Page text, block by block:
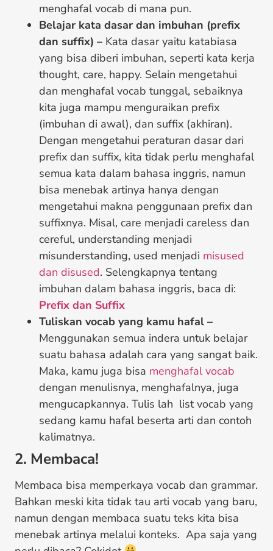
menghafal vocab di mana pun.
Belajar kata dasar dan imbuhan (prefix
dan suffix) – Kata dasar yaitu katabiasa
yang bisa diberi imbuhan, seperti kata kerja
thought, care, happy. Selain mengetahui
dan menghafal vocab tunggal, sebaiknya
kita juga mampu menguraikan prefix
(imbuhan di awal), dan suffix (akhiran).
Dengan mengetahui peraturan dasar dari
prefix dan suffix, kita tidak perlu menghafal
semua kata dalam bahasa inggris, namun
bisa menebak artinya hanya dengan
mengetahui makna penggunaan prefix dan
suffixnya. Misal, care menjadi careless dan
cereful, understanding menjadi
misunderstanding, used menjadi misused
dan disused. Selengkapnya tentang
imbuhan dalam bahasa inggris, baca di:
Prefix dan Suffix
Tuliskan vocab yang kamu hafal –
Menggunakan semua indera untuk belajar
suatu bahasa adalah cara yang sangat baik.
Maka, kamu juga bisa menghafal vocab
dengan menulisnya, menghafalnya, juga
mengucapkannya. Tulis lah list vocab yang
sedang kamu hafal beserta arti dan contoh
kalimatnya.
2. Membaca!
Membaca bisa memperkaya vocab dan grammar.
Bahkan meski kita tidak tau arti vocab yang baru,
namun dengan membaca suatu teks kita bisa
menebak artinya melalui konteks. Apa saja yang